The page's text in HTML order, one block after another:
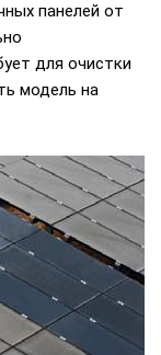
панелей от
для очистки
модель на